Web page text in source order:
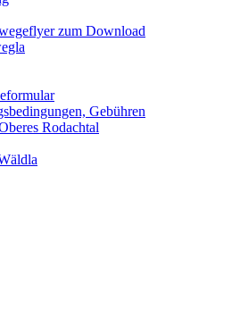
zum Download
Gebühren
Rodachtal